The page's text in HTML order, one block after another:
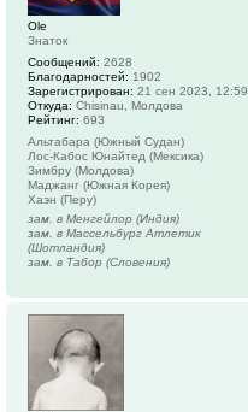
Ole
Знаток
Сообщений: 2628
Благодарностей: 1902
Зарегистрирован: 21 сен 2023, 12:59
Откуда: Chisinau, Молдова
Рейтинг: 693
Альтабара (Южный Судан)
Лос-Кабос Юнайтед (Мексика)
Зимбру (Молдова)
Маджанг (Южная Корея)
Хаэн (Перу)
зам. в Менгейлор (Индия)
зам. в Массельбург Атлетик
(Шотландия)
зам. в Табор (Словения)